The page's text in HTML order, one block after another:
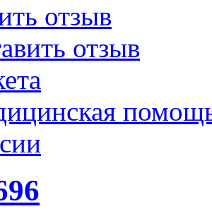
отзыв
отзыв